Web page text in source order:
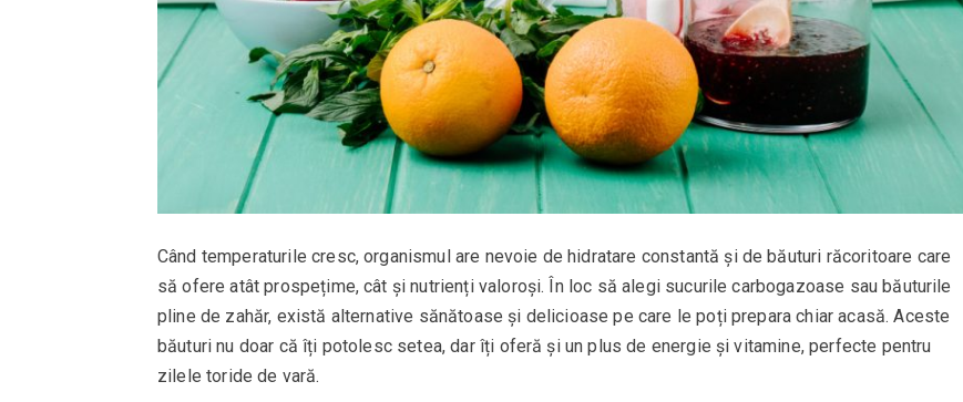
Când temperaturile cresc, organismul are nevoie de hidratare constantă și de băuturi răcoritoare care
să ofere atât prospețime, cât și nutrienți valoroși. În loc să alegi sucurile carbogazoase sau băuturile
pline de zahăr, există alternative sănătoase și delicioase pe care le poți prepara chiar acasă. Aceste
băuturi nu doar că îți potolesc setea, dar îți oferă și un plus de energie și vitamine, perfecte pentru
zilele toride de vară.